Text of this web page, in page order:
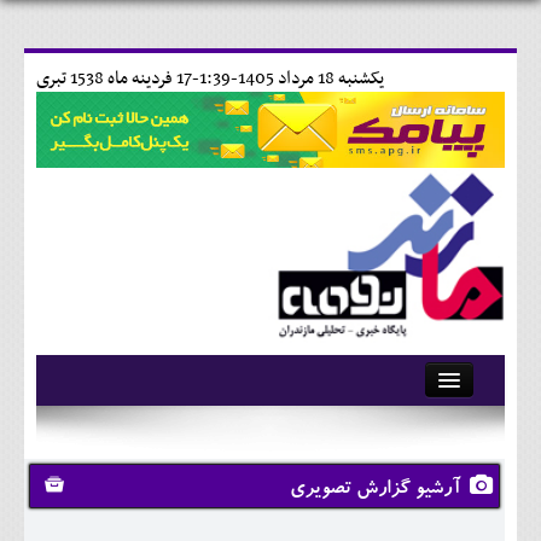
17 فردينه ماه 1538 تبری يکشنبه 18 مرداد 1405-1:39-
آرشیو
تماس با ما
وبلاگ
آرشیو گزارش تصویری